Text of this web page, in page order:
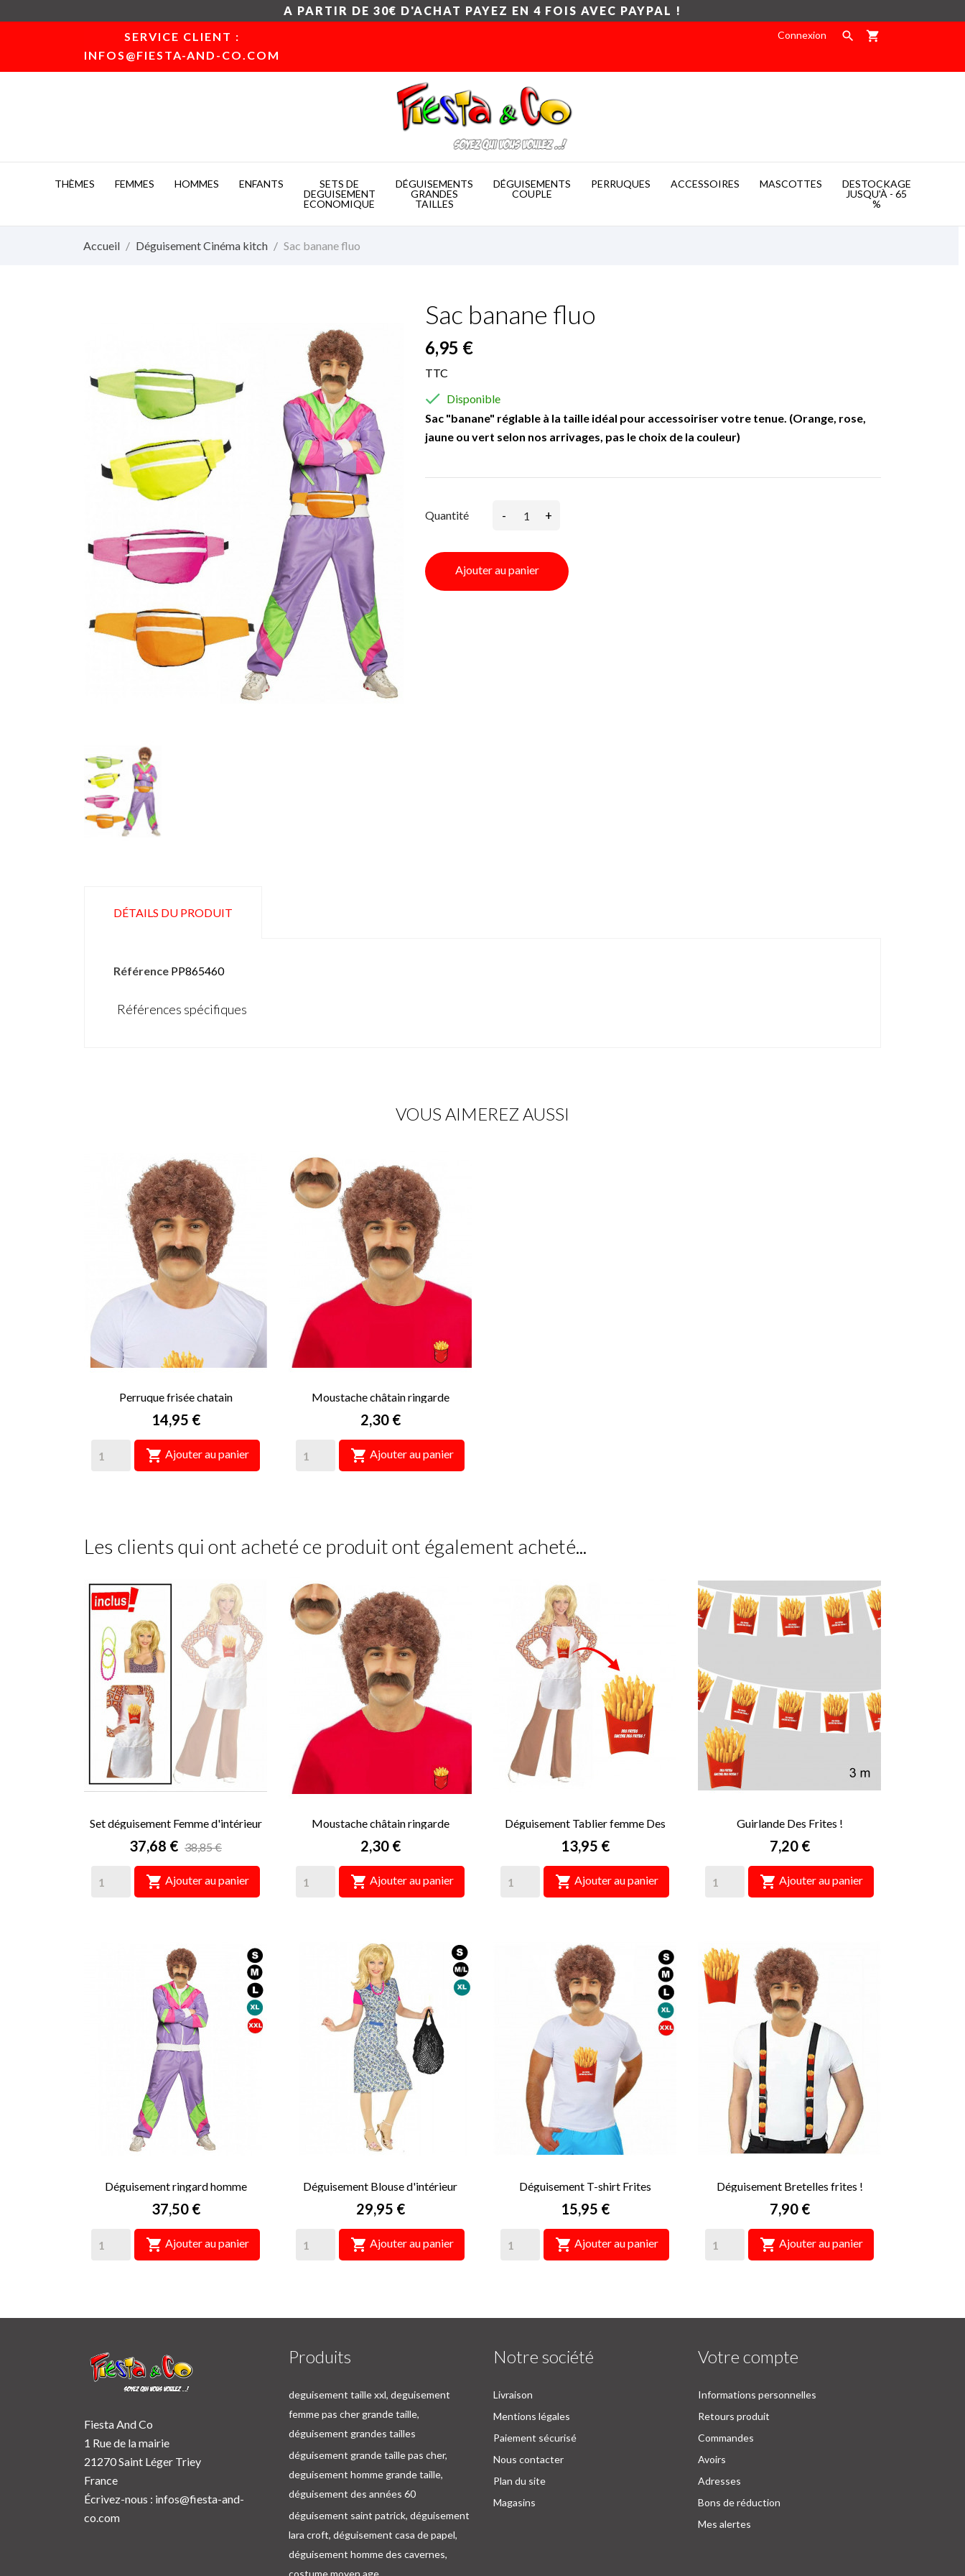
A PARTIR DE 30€ D'ACHAT PAYEZ EN 4 FOIS AVEC PAYPAL !
SERVICE CLIENT :
INFOS@FIESTA-AND-CO.COM
Connexion  shopping_cart
THÈMES FEMMES HOMMES ENFANTS
SETS DE
DEGUISEMENT
ECONOMIQUE
DÉGUISEMENTS
GRANDES
TAILLES
DÉGUISEMENTS
COUPLE
PERRUQUES ACCESSOIRES MASCOTTES
DESTOCKAGE
JUSQU'À - 65
%

Accueil Déguisement Cinéma kitch Sac banane fluo
Sac banane fluo
6,95 €
TTC
 Disponible
Sac "banane" réglable à la taille idéal pour accessoiriser votre tenue. (Orange, rose,
jaune ou vert selon nos arrivages, pas le choix de la couleur)
Quantité - +
Ajouter au panier
DÉTAILS DU PRODUIT
Référence PP865460
Références spécifiques
VOUS AIMEREZ AUSSI
Perruque frisée chatain
Prix
14,95 €
 Ajouter au panier
Moustache châtain ringarde
Prix
2,30 €
 Ajouter au panier
Les clients qui ont acheté ce produit ont également acheté...
Set déguisement Femme d'intérieur
Prix
37,68 € 38,85 €
 Ajouter au panier
Moustache châtain ringarde
Prix
2,30 €
 Ajouter au panier
Déguisement Tablier femme Des
Frites !
Prix
13,95 €
 Ajouter au panier
Guirlande Des Frites !
Prix
7,20 €
 Ajouter au panier
Déguisement ringard homme
Prix
37,50 €
 Ajouter au panier
Déguisement Blouse d'intérieur
Prix
29,95 €
 Ajouter au panier
Déguisement T-shirt Frites
Prix
15,95 €
 Ajouter au panier
Déguisement Bretelles frites !
Prix
7,90 €
 Ajouter au panier
Fiesta And Co
1 Rue de la mairie
21270 Saint Léger Triey
France
Écrivez-nous : infos@fiesta-and-
co.com
Produits
deguisement taille xxl, deguisement
femme pas cher grande taille,
déguisement grandes tailles
déguisement grande taille pas cher,
deguisement homme grande taille,
déguisement des années 60
déguisement saint patrick, déguisement
lara croft, déguisement casa de papel,
déguisement homme des cavernes,
Notre société
Livraison
Mentions légales
Paiement sécurisé
Nous contacter
Plan du site
Magasins
Votre compte
Informations personnelles
Retours produit
Commandes
Avoirs
Adresses
Bons de réduction
Mes alertes